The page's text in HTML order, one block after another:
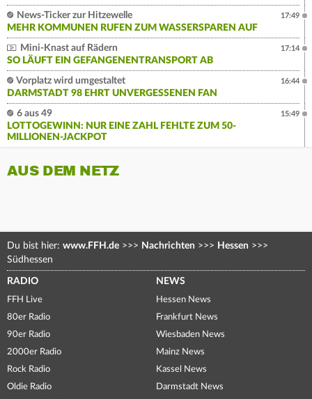
News-Ticker zur Hitzewelle
MEHR KOMMUNEN RUFEN ZUM WASSERSPAREN AUF
17:49
Mini-Knast auf Rädern
SO LÄUFT EIN GEFANGENENTRANSPORT AB
17:14
Vorplatz wird umgestaltet
DARMSTADT 98 EHRT UNVERGESSENEN FAN
16:44
6 aus 49
LOTTOGEWINN: NUR EINE ZAHL FEHLTE ZUM 50-
MILLIONEN-JACKPOT
15:49
AUS DEM NETZ
Du bist hier: www.FFH.de >>> Nachrichten >>> Hessen >>>
Südhessen
RADIO
FFH Live
80er Radio
90er Radio
2000er Radio
Rock Radio
Oldie Radio
NEWS
Hessen News
Frankfurt News
Wiesbaden News
Mainz News
Kassel News
Darmstadt News